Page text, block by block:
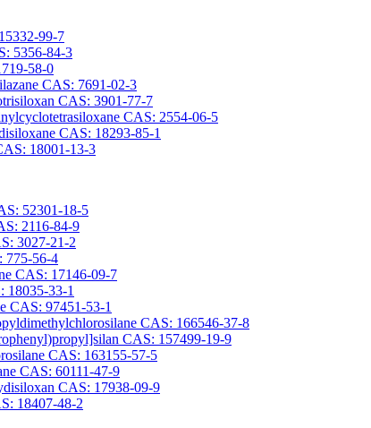
99-7
5356-84-3
58-0
CAS: 7691-02-3
CAS: 3901-77-7
CAS: 2554-06-5
CAS: 18293-85-1
18001-13-3
52301-18-5
2116-84-9
3027-21-2
775-56-4
CAS: 17146-09-7
18035-33-1
CAS: 97451-53-1
CAS: 166546-37-8
CAS: 157499-19-9
CAS: 163155-57-5
CAS: 60111-47-9
CAS: 17938-09-9
18407-48-2